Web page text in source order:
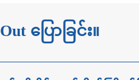
ပြောခြင်း။